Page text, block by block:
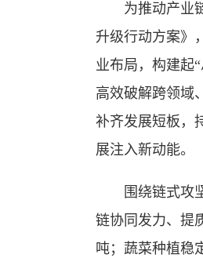
为推动产业
升级行动方案》
业布局，构建起
高效破解跨领域
补齐发展短板，
展注入新动能。
围绕链式攻
链协同发力、提
吨；蔬菜种植稳